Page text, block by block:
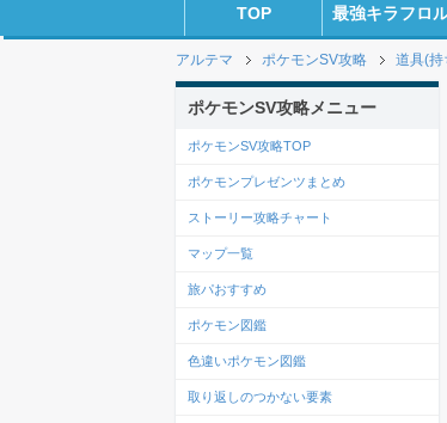
TOP 最強キラフロ
アルテマ ポケモンSV攻略 道具(持
ポケモンSV攻略メニュー
ポケモンSV攻略TOP
ポケモンプレゼンツまとめ
ストーリー攻略チャート
マップ一覧
旅パおすすめ
ポケモン図鑑
色違いポケモン図鑑
取り返しのつかない要素